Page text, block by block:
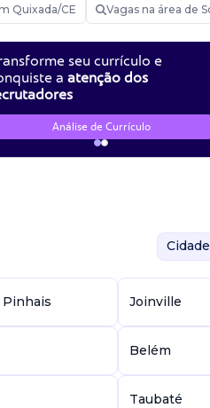
Quixada/CE Vagas na área de
seu currículo e
a atenção dos
Análise de Currículo
Pinhais Joinville
Belém
Taubaté